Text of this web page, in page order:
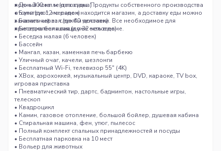
полный комплект посуды. Продукты собственного производства
отсутствуют, но рядом находится магазин, а доставку еды можно
заказать через службы доставки. Все необходимое для
приготовления пищи уже есть в доме.
• Дом 300 кв. м (два этажа)
• Баня (до 12 человек)
• Банкетный зал (до 40 человек)
• Беседка большая (до 32 человек)
• Беседка малая (6 человек)
• Бассейн
• Мангал, казан, каменная печь барбекю
• Уличный очаг, качели, шезлонги
• Бесплатный Wi-Fi, телевизор 55″ (4K)
• XBox, аэрохоккей, музыкальный центр, DVD, караоке, TV box,
игровая приставка
• Пневматический тир, дартс, бадминтон, настольные игры,
телескоп
• Квадроцикл
• Камин, газовое отопление, большой бойлер, душевая кабина
• Стиральная машина, фен, утюг, пылесос
• Полный комплект спальных принадлежностей и посуды
• Бесплатная парковка на 10 мест
• Вольер для животных